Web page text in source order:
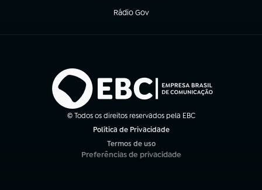
Rádio Gov
(abre em nova aba)
© Todos os direitos reservados pela EBC
Política de Privacidade
Termos de uso
(abre em nova aba)
Preferências de privacidade